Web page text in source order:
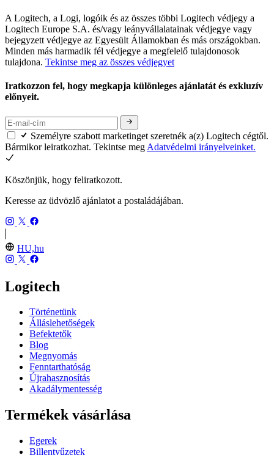
A Logitech, a Logi, logóik és az összes többi Logitech védjegy a
Logitech Europe S.A. és/vagy leányvállalatainak védjegye vagy
bejegyzett védjegye az Egyesült Államokban és más országokban.
Minden más harmadik fél védjegye a megfelelő tulajdonosok
tulajdona. Tekintse meg az összes védjegyet
Iratkozzon fel, hogy megkapja különleges ajánlatát és exkluzív
előnyeit.
Személyre szabott marketinget szeretnék a(z) Logitech cégtől.
Bármikor leiratkozhat. Tekintse meg Adatvédelmi irányelveinket.
Köszönjük, hogy feliratkozott.
Keresse az üdvözlő ajánlatot a postaládájában.
HU,hu
Logitech
Történetünk
Álláslehetőségek
Befektetők
Blog
Megnyomás
Fenntarthatóság
Újrahasznosítás
Akadálymentesség
Termékek vásárlása
Egerek
Billentyűzetek